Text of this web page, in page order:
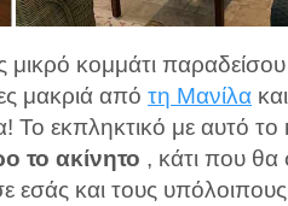
μικρό κομμάτι
μακριά από τη Μανίλα
εκπληκτικό με αυτό το
το ακίνητο , κάτι που θα
εσάς και τους